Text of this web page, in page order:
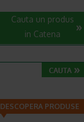
Cauta un produs
in Catena
DESCOPERA PRODUSE